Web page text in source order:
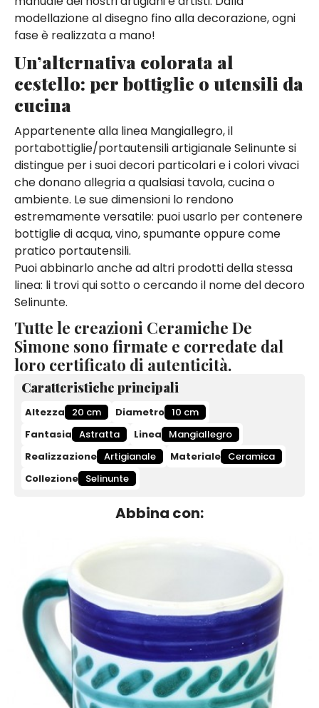
modellazione al disegno fino alla decorazione, ogni
fase è realizzata a mano!
Un’alternativa colorata al
cestello: per bottiglie o utensili da
cucina
Appartenente alla linea Mangiallegro, il
portabottiglie/portautensili artigianale Selinunte si
distingue per i suoi decori particolari e i colori vivaci
che donano allegria a qualsiasi tavola, cucina o
ambiente. Le sue dimensioni lo rendono
estremamente versatile: puoi usarlo per contenere
bottiglie di acqua, vino, spumante oppure come
pratico portautensili.
Puoi abbinarlo anche ad altri prodotti della stessa
linea: li trovi qui sotto o cercando il nome del decoro
Selinunte.
Tutte le creazioni Ceramiche De
Simone sono firmate e corredate dal
loro certificato di autenticità.
Caratteristiche principali
Altezza 20 cm Diametro 10 cm
Fantasia Astratta Linea
Mangiallegro
Realizzazione Artigianale Materiale Ceramica
Collezione Selinunte
Abbina con: